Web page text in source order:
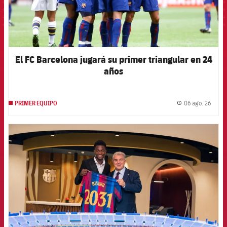
El FC Barcelona jugará su primer triangular en 24
años
PRIMER EQUIPO 06 ago. 26